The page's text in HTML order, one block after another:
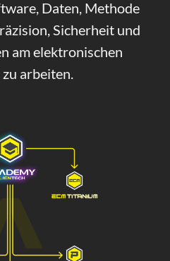
Daten, Methode
Sicherheit und
am elektronischen
arbeiten.